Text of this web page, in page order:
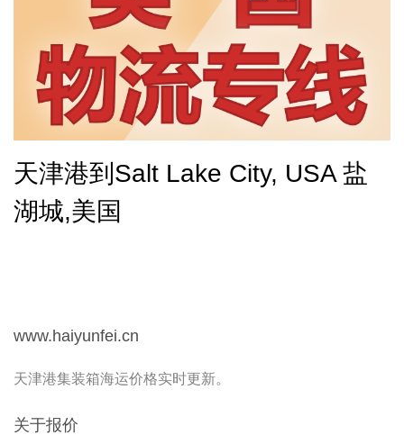
天津港到Salt Lake City, USA 盐
湖城,美国
www.haiyunfei.cn
天津港集装箱海运价格实时更新。
关于报价